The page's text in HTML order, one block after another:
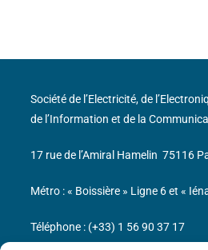
Société de l’Electricité, de
de l’Information et de la
17 rue de l’Amiral Hamelin 75116
Métro : « Boissière » Ligne 6 et «
Téléphone : (+33) 1 56 90 37 17